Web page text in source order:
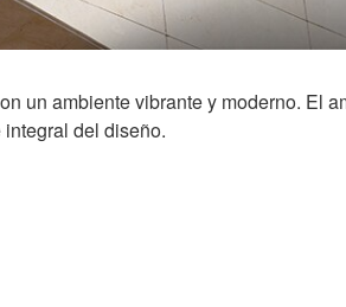
un ambiente vibrante y moderno. El
del diseño.